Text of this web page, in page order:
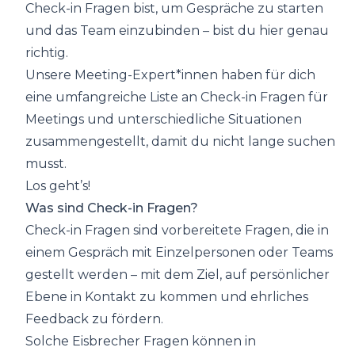
Check-in Fragen bist, um Gespräche zu starten
und das Team einzubinden – bist du hier genau
richtig.
Unsere Meeting-Expert*innen haben für dich
eine umfangreiche Liste an Check-in Fragen für
Meetings und unterschiedliche Situationen
zusammengestellt, damit du nicht lange suchen
musst.
Los geht’s!
Was sind Check-in Fragen?
Check-in Fragen sind vorbereitete Fragen, die in
einem Gespräch mit Einzelpersonen oder Teams
gestellt werden – mit dem Ziel, auf persönlicher
Ebene in Kontakt zu kommen und ehrliches
Feedback zu fördern.
Solche Eisbrecher Fragen können in